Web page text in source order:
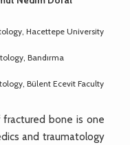
Hacettepe University
Bandırma
Bülent Ecevit Faculty
fractured bone is one
and traumatology